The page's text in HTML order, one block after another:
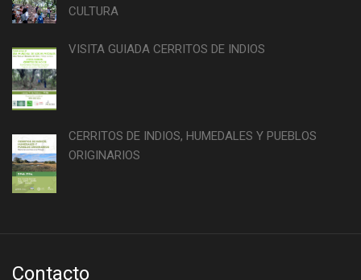
CULTURA
VISITA GUIADA CERRITOS DE INDIOS
CERRITOS DE INDIOS, HUMEDALES Y PUEBLOS
ORIGINARIOS
Contacto